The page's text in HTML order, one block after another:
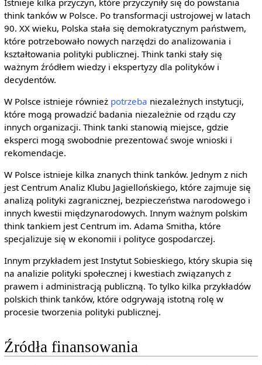
think tanków w Polsce. Po transformacji ustrojowej w latach
90. XX wieku, Polska stała się demokratycznym państwem,
które potrzebowało nowych narzędzi do analizowania i
kształtowania polityki publicznej. Think tanki stały się
ważnym źródłem wiedzy i ekspertyzy dla polityków i
decydentów.
W Polsce istnieje również potrzeba niezależnych instytucji,
które mogą prowadzić badania niezależnie od rządu czy
innych organizacji. Think tanki stanowią miejsce, gdzie
eksperci mogą swobodnie prezentować swoje wnioski i
rekomendacje.
W Polsce istnieje kilka znanych think tanków. Jednym z nich
jest Centrum Analiz Klubu Jagiellońskiego, które zajmuje się
analizą polityki zagranicznej, bezpieczeństwa narodowego i
innych kwestii międzynarodowych. Innym ważnym polskim
think tankiem jest Centrum im. Adama Smitha, które
specjalizuje się w ekonomii i polityce gospodarczej.
Innym przykładem jest Instytut Sobieskiego, który skupia się
na analizie polityki społecznej i kwestiach związanych z
prawem i administracją publiczną. To tylko kilka przykładów
polskich think tanków, które odgrywają istotną rolę w
procesie tworzenia polityki publicznej.
Źródła finansowania